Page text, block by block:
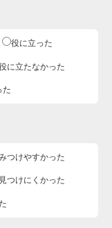
役に立った
に立たなかった
た
つけやすかった
見つけにくかった